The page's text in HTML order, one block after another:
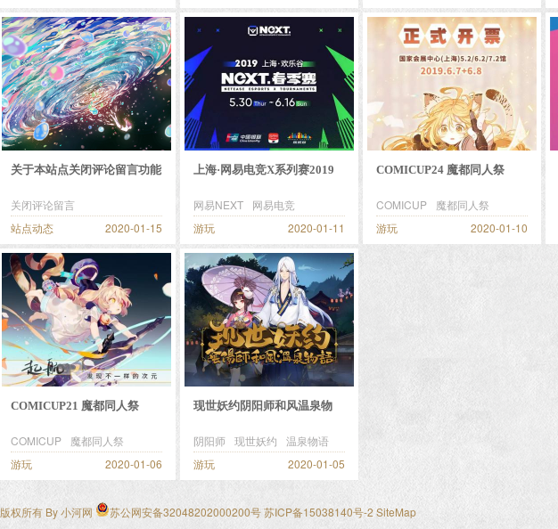
关于本站点关闭评论留言功能
关闭评论留言
站点动态
2020-01-15
上海·网易电竞X系列赛2019
网易NEXT
网易电竞
游玩
2020-01-11
COMICUP24 魔都同人祭
COMICUP
魔都同人祭
游玩
2020-01-10
COMICUP21 魔都同人祭
COMICUP
魔都同人祭
游玩
2020-01-06
现世妖约阴阳师和风温泉物
阴阳师 现世妖约
温泉物语
游玩
2020-01-05
版权所有 By小河网 苏公网安备32048202000200号苏ICP备15038140号-2SiteMap